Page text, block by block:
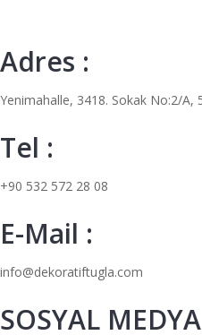
Adres :
Yenimahalle, 3418. Sokak No:2/A,
Tel :
+90 532 572 28 08
E-Mail :
info@dekoratiftugla.com
SOSYAL MEDYA